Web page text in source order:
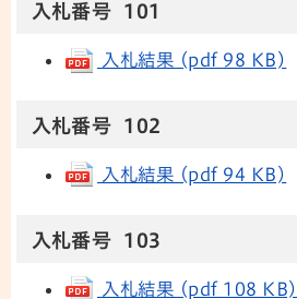
入札番号 101
入札結果 (pdf 98 KB)
入札番号 102
入札結果 (pdf 94 KB)
入札番号 103
入札結果 (pdf 108 KB)